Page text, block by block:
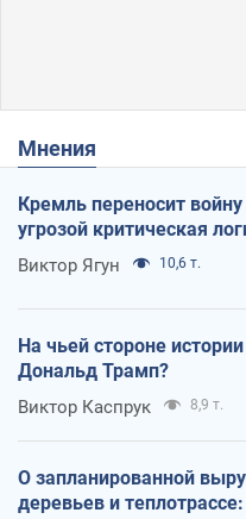
Мнения
Кремль переносит
угрозой критическая
Виктор Ягун 10,6 т.
На чьей стороне
Дональд Трамп?
Виктор Каспрук 8,9 т.
О запланированной
деревьев и